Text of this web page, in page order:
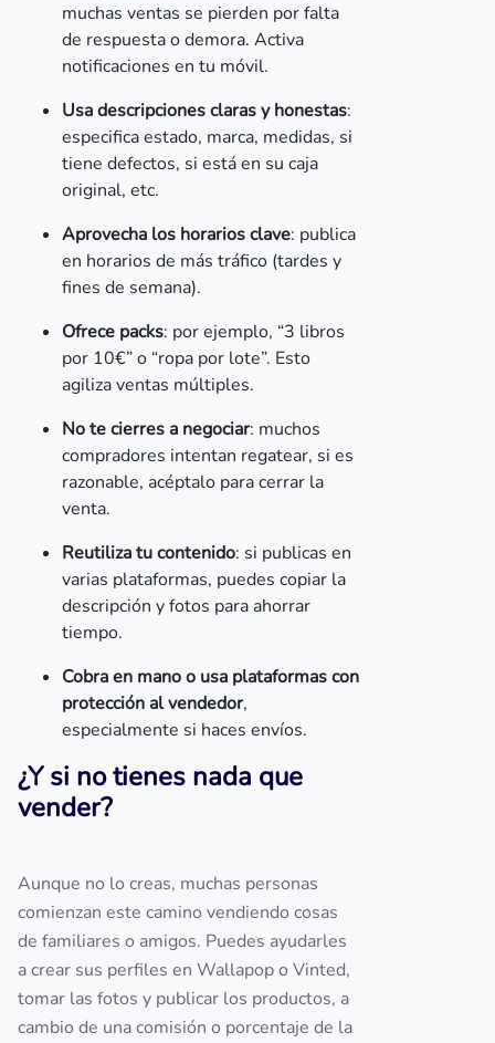
muchas ventas se pierden por falta
de respuesta o demora. Activa
notificaciones en tu móvil.
Usa descripciones claras y honestas:
especifica estado, marca, medidas, si
tiene defectos, si está en su caja
original, etc.
Aprovecha los horarios clave: publica
en horarios de más tráfico (tardes y
fines de semana).
Ofrece packs: por ejemplo, “3 libros
por 10€” o “ropa por lote”. Esto
agiliza ventas múltiples.
No te cierres a negociar: muchos
compradores intentan regatear, si es
razonable, acéptalo para cerrar la
venta.
Reutiliza tu contenido: si publicas en
varias plataformas, puedes copiar la
descripción y fotos para ahorrar
tiempo.
Cobra en mano o usa plataformas con
protección al vendedor,
especialmente si haces envíos.
¿Y si no tienes nada que
vender?
Aunque no lo creas, muchas personas
comienzan este camino vendiendo cosas
de familiares o amigos. Puedes ayudarles
a crear sus perfiles en Wallapop o Vinted,
tomar las fotos y publicar los productos, a
cambio de una comisión o porcentaje de la